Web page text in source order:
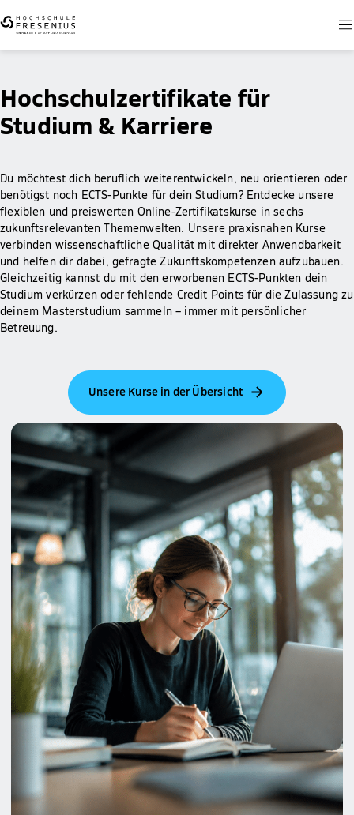
Hochschulzertifikate für
Studium & Karriere
Du möchtest dich beruflich weiterentwickeln, neu orientieren oder
benötigst noch ECTS-Punkte für dein Studium? Entdecke unsere
flexiblen und preiswerten Online-Zertifikatskurse in sechs
zukunftsrelevanten Themenwelten. Unsere praxisnahen Kurse
verbinden wissenschaftliche Qualität mit direkter Anwendbarkeit
und helfen dir dabei, gefragte Zukunftskompetenzen aufzubauen.
Gleichzeitig kannst du mit den erworbenen ECTS-Punkten dein
Studium verkürzen oder fehlende Credit Points für die Zulassung zu
deinem Masterstudium sammeln – immer mit persönlicher
Betreuung.
Unsere Kurse in der Übersicht